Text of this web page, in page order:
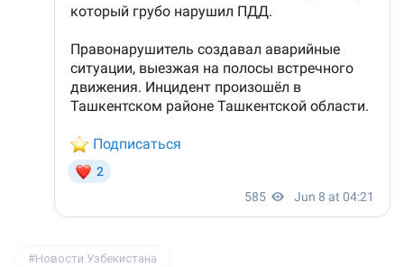
Новости Узбекистана